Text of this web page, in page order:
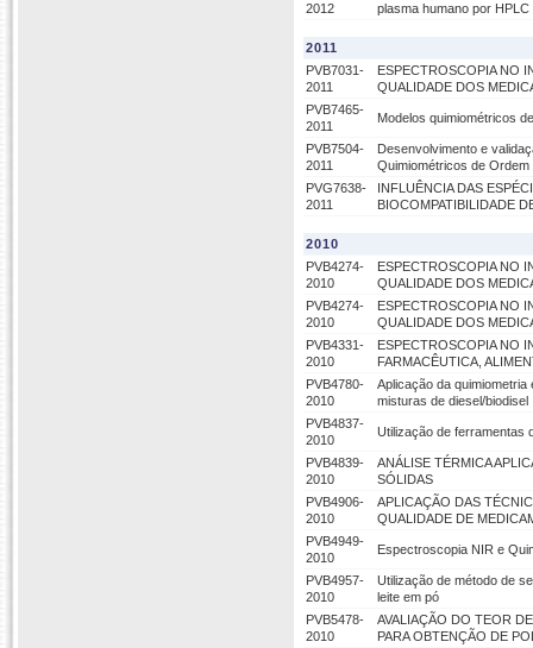
2012
plasma humano por HPLC
2011
PVB7031-
2011
ESPECTROSCOPIA NO
QUALIDADE DOS
PVB7465-
2011
Modelos quimiométricos
PVB7504-
2011
Desenvolvimento e
Quimiométricos de Ordem
PVG7638-
2011
INFLUÊNCIA DAS
BIOCOMPATIBILIDADE
2010
PVB4274-
2010
ESPECTROSCOPIA NO
QUALIDADE DOS
PVB4274-
2010
ESPECTROSCOPIA NO
QUALIDADE DOS
PVB4331-
2010
ESPECTROSCOPIA NO
FARMACÊUTICA,
PVB4780-
2010
Aplicação da
misturas de diesel/biodisel
PVB4837-
2010
Utilização de ferramentas
PVB4839-
2010
ANÁLISE TÉRMICA
SÓLIDAS
PVB4906-
2010
APLICAÇÃO DAS
QUALIDADE DE
PVB4949-
2010
Espectroscopia NIR e
PVB4957-
2010
Utilização de método de
leite em pó
PVB5478-
2010
AVALIAÇÃO DO TEOR
PARA OBTENÇÃO DE